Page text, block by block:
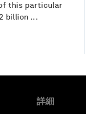
this particular
billion ...
詳細